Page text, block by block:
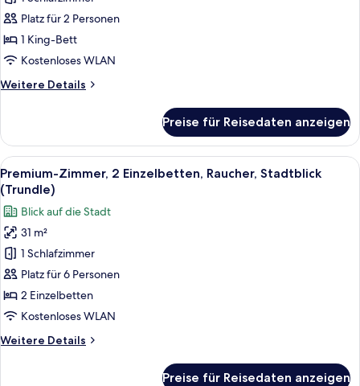
1 King-
Bett,
Stadtblick
Platz für 2 Personen
1 King-Bett
Kostenloses WLAN
Weitere Details
Weitere
Zimmer,
1 King-
Bett,
Stadtblick
Preise für Reisedaten anzeigen
Alle
Fotos
für
Premium-
Zimmer,
2 Einzelbetten,
Raucher,
Stadtblick
(Trundle)
Ein dicht bebautes Stadtgebiet mit
10
Premium-Zimmer, 2 Einzelbetten, Raucher, Stadtblick
(Trundle)
Blick auf die Stadt
31 m²
1 Schlafzimmer
Platz für 6 Personen
2 Einzelbetten
Kostenloses WLAN
Weitere Details
Weitere
Preise für Reisedaten anzeigen